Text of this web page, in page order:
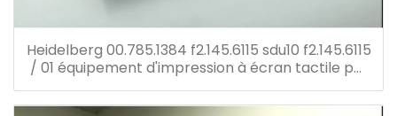
Heidelberg 00.785.1384 f2.145.6115 sdu10 f2.145.6115
/ 01 équipement d'impression à écran tactile pm
52 pièces de rechange pour presse offset